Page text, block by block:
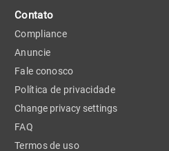
Contato
Compliance
Anuncie
Fale conosco
Política de privacidade
Change privacy settings
FAQ
Termos de uso